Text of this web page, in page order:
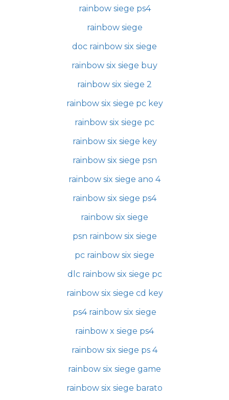
rainbow siege ps4
rainbow siege
doc rainbow six siege
rainbow six siege buy
rainbow six siege 2
rainbow six siege pc key
rainbow six siege pc
rainbow six siege key
rainbow six siege psn
rainbow six siege ano 4
rainbow six siege ps4
rainbow six siege
psn rainbow six siege
pc rainbow six siege
dlc rainbow six siege pc
rainbow six siege cd key
ps4 rainbow six siege
rainbow x siege ps4
rainbow six siege ps 4
rainbow six siege game
rainbow six siege barato